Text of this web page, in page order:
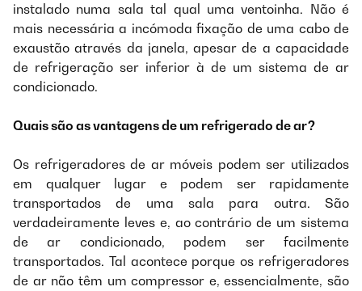
instalado numa sala tal qual uma ventoinha. Não é
mais necessária a incómoda fixação de uma cabo de
exaustão através da janela, apesar de a capacidade
de refrigeração ser inferior à de um sistema de ar
condicionado.
Quais são as vantagens de um refrigerado de ar?
Os refrigeradores de ar móveis podem ser utilizados
em qualquer lugar e podem ser rapidamente
transportados de uma sala para outra. São
verdadeiramente leves e, ao contrário de um sistema
de ar condicionado, podem ser facilmente
transportados. Tal acontece porque os refrigeradores
de ar não têm um compressor e, essencialmente, são